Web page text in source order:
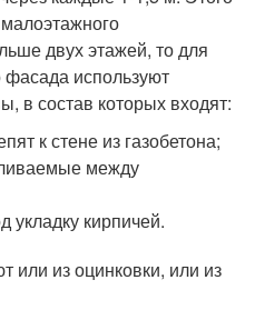
двух этажей, то для
фасада используют
в состав которых входят:
к стене из газобетона;
между
укладку кирпичей.
или из оцинковки, или из